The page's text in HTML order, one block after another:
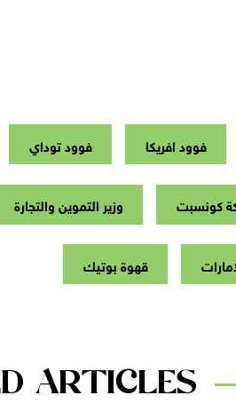
فوود افريكا فوود توداي
كونسبت وزير التموين والتجارة
قهوة بوتيك
ARTICLES